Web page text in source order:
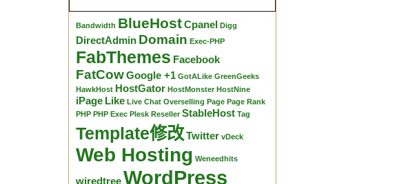
Bandwidth BlueHostCpanel Digg
DirectAdmin Domain Exec-PHP
FabThemes Facebook
FatCowGoogle +1 GotALike GreenGeeks
HawkHost HostGator HostMonster HostNine
iPage Like Live Chat Overselling Page Page Rank
PHP PHP Exec Plesk Reseller StableHost Tag
Template修改Twitter vDeck
Web Hosting Weneedhits
wiredtreeWordPress